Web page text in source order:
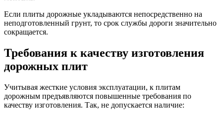
Если плиты дорожные укладываются непосредственно на
неподготовленный грунт, то срок службы дороги значительно
сокращается.
Требования к качеству изготовления
дорожных плит
Учитывая жесткие условия эксплуатации, к плитам
дорожным предъявляются повышенные требования по
качеству изготовления. Так, не допускается наличие: